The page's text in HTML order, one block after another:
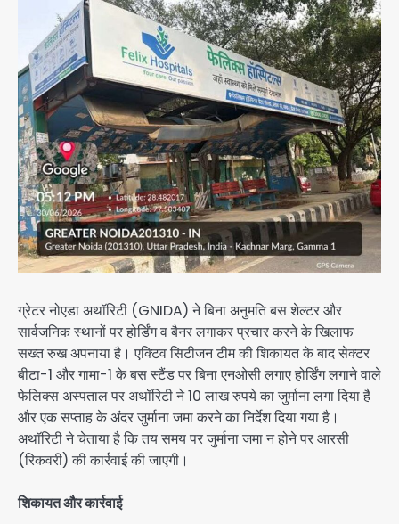
ग्रेटर नोएडा अथॉरिटी (GNIDA) ने बिना अनुमति बस शेल्टर और
सार्वजनिक स्थानों पर होर्डिंग व बैनर लगाकर प्रचार करने के खिलाफ
सख्त रुख अपनाया है। एक्टिव सिटीजन टीम की शिकायत के बाद सेक्टर
बीटा-1 और गामा-1 के बस स्टैंड पर बिना एनओसी लगाए होर्डिंग लगाने वाले
फेलिक्स अस्पताल पर अथॉरिटी ने 10 लाख रुपये का जुर्माना लगा दिया है
और एक सप्ताह के अंदर जुर्माना जमा करने का निर्देश दिया गया है।
अथॉरिटी ने चेताया है कि तय समय पर जुर्माना जमा न होने पर आरसी
(रिकवरी) की कार्रवाई की जाएगी।
शिकायत और कार्रवाई